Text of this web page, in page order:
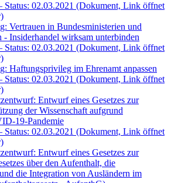
02.03.2021 (Dokument, Link öffnet
Vertrauen in Bundesministerien und
- Insiderhandel wirksam unterbinden
02.03.2021 (Dokument, Link öffnet
Haftungsprivileg im Ehrenamt anpassen
02.03.2021 (Dokument, Link öffnet
Entwurf eines Gesetzes zur
der Wissenschaft aufgrund
19-Pandemie
02.03.2021 (Dokument, Link öffnet
Entwurf eines Gesetzes zur
über den Aufenthalt, die
die Integration von Ausländern im